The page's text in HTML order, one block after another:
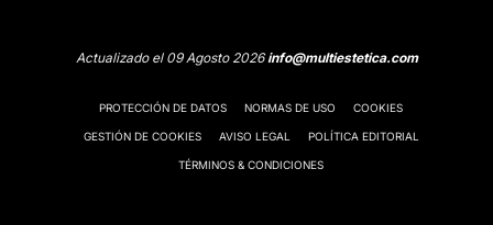
Actualizado el 09 Agosto 2026info@multiestetica.com
PROTECCIÓN DE DATOS NORMAS DE USO COOKIES
GESTIÓN DE COOKIES AVISO LEGAL POLÍTICA EDITORIAL
TÉRMINOS & CONDICIONES